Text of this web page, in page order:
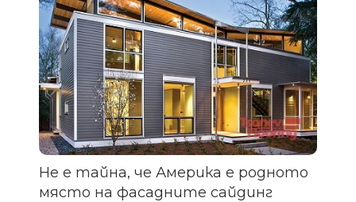
Не е тайна, че Америка е родното
място на фасадните сайдинг